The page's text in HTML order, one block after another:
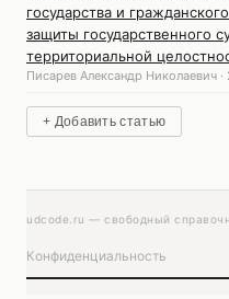
государства и
защиты государственного
территориальной
Писарев Александр Николаевич ·
+ Добавить статью
udcode.ru — свободный
Конфиденциальность